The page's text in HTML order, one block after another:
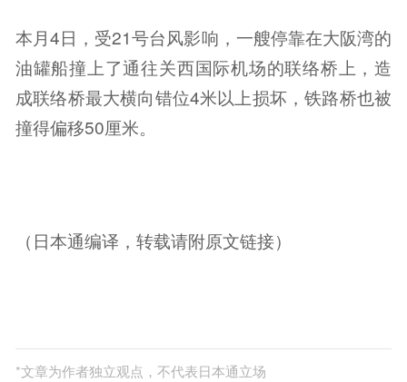
本月4日，受21号台风影响，一艘停靠在大阪湾的
油罐船撞上了通往关西国际机场的联络桥上，造
成联络桥最大横向错位4米以上损坏，铁路桥也被
撞得偏移50厘米。
（日本通编译，转载请附原文链接）
*文章为作者独立观点，不代表日本通立场